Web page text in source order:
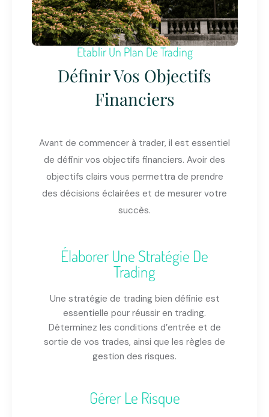
Établir Un Plan De Trading
Définir Vos Objectifs
Financiers
Avant de commencer à trader, il est essentiel
de définir vos objectifs financiers. Avoir des
objectifs clairs vous permettra de prendre
des décisions éclairées et de mesurer votre
succès.
Élaborer Une Stratégie De
Trading
Une stratégie de trading bien définie est
essentielle pour réussir en trading.
Déterminez les conditions d’entrée et de
sortie de vos trades, ainsi que les règles de
gestion des risques.
Gérer Le Risque